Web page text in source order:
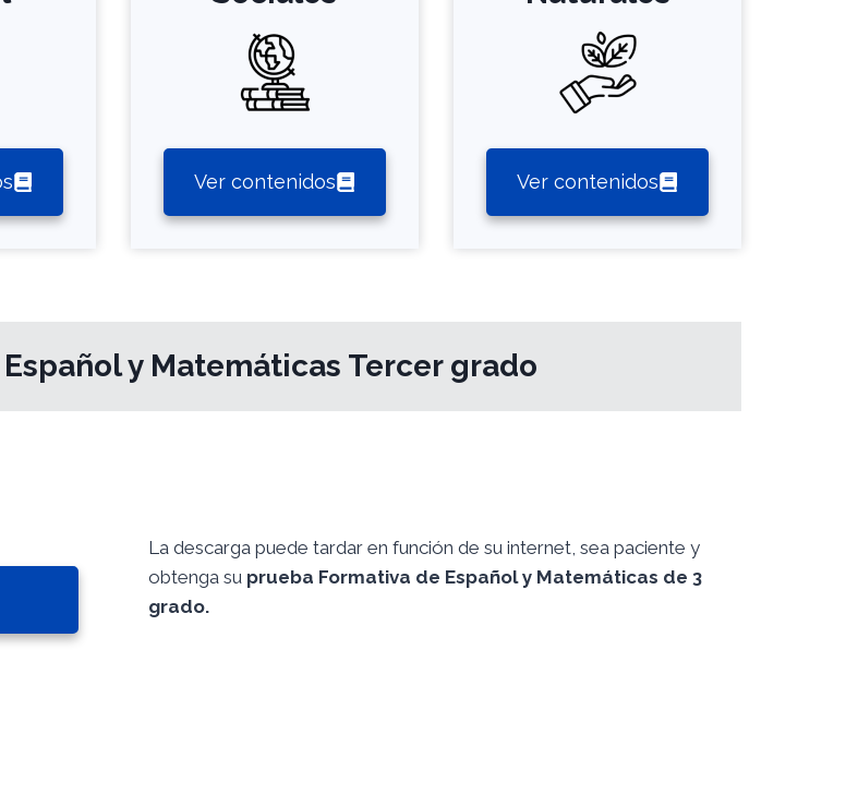
Ver contenidos Ver contenidos
y Matemáticas Tercer grado
La descarga puede tardar en función de su internet, sea paciente y
obtenga su prueba Formativa de Español y Matemáticas de 3
grado.